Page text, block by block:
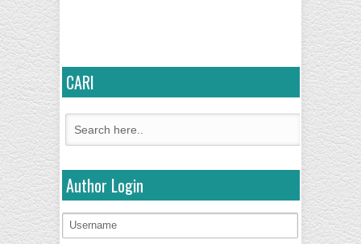
CARI
Author Login